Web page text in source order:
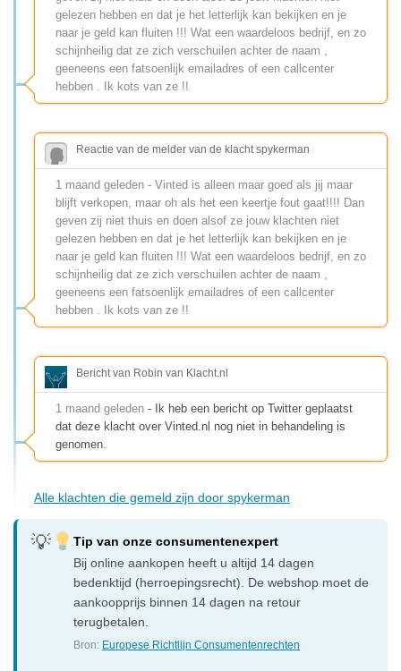
gelezen hebben en dat je het letterlijk kan bekijken en je
naar je geld kan fluiten !!! Wat een waardeloos bedrijf, en zo
schijnheilig dat ze zich verschuilen achter de naam ,
geeneens een fatsoenlijk emailadres of een callcenter
hebben . Ik kots van ze !!
Reactie van de melder van de klacht spykerman
1 maand geleden - Vinted is alleen maar goed als jij maar
blijft verkopen, maar oh als het een keertje fout gaat!!!! Dan
geven zij niet thuis en doen alsof ze jouw klachten niet
gelezen hebben en dat je het letterlijk kan bekijken en je
naar je geld kan fluiten !!! Wat een waardeloos bedrijf, en zo
schijnheilig dat ze zich verschuilen achter de naam ,
geeneens een fatsoenlijk emailadres of een callcenter
hebben . Ik kots van ze !!
Bericht van Robin van Klacht.nl
1 maand geleden - Ik heb een bericht op Twitter geplaatst
dat deze klacht over Vinted.nl nog niet in behandeling is
genomen.
Alle klachten die gemeld zijn door spykerman
Tip van onze consumentenexpert
Bij online aankopen heeft u altijd 14 dagen
bedenktijd (herroepingsrecht). De webshop moet de
aankoopprijs binnen 14 dagen na retour
terugbetalen.
Bron: Europese Richtlijn Consumentenrechten